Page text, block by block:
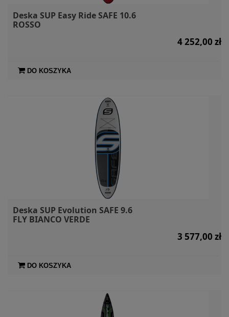
Deska SUP Easy Ride SAFE 10.6
ROSSO
4 252,00 zł
DO KOSZYKA
Deska SUP Evolution SAFE 9.6
FLY BIANCO VERDE
3 577,00 zł
DO KOSZYKA